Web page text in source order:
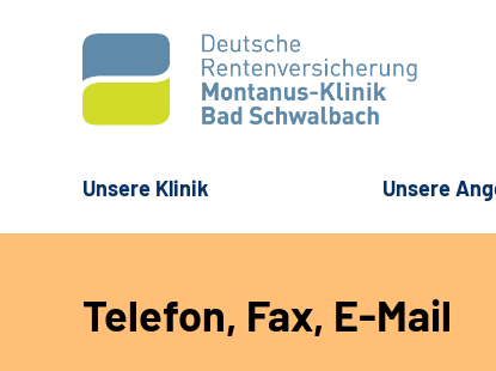
Unsere Klinik Unsere
Telefon, Fax, E-Mail